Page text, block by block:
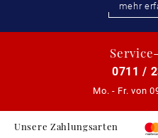
mehr
0711 /
Mo. - Fr. von
Unsere Zahlungsarten